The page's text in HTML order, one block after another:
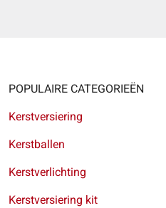
POPULAIRE CATEGORIEËN
Kerstversiering
Kerstballen
Kerstverlichting
Kerstversiering kit